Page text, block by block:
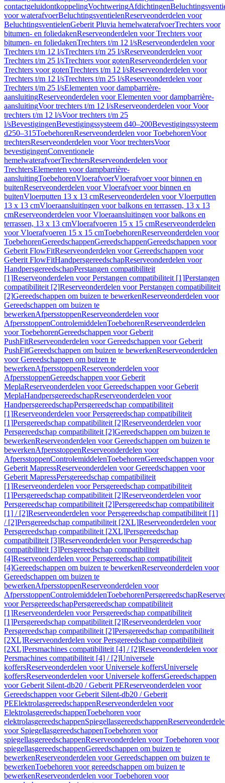
contactgeluidontkoppelingVochtweringAfdichtingen
voor waterafvoerBeluchtingsventielenReserveonderdelen voor
BeluchtingsventielenGeberit Pluvia hemelwaterafvoerTrechters voor
bitumen- en foliedakenReserveonderdelen voor Trechters voor
bitumen- en foliedakenTrechters t/m 12 l/sReserveonderdelen voor
Trechters t/m 12 l/sTrechters t/m 25 l/sReserveonderdelen voor
Trechters t/m 25 l/sTrechters voor gotenReserveonderdelen voor
Trechters voor gotenTrechters t/m 12 l/sReserveonderdelen voor
Trechters t/m 12 l/sTrechters t/m 25 l/sReserveonderdelen voor
Trechters t/m 25 l/sElementen voor dampbarrière-
aansluitingReserveonderdelen voor Elementen voor dampbarrière-
aansluitingVoor trechters t/m 12 l/sReserveonderdelen voor Voor
trechters t/m 12 l/sVoor trechters t/m 25
l/sBevestigingenBevestigingssysteem d40–200Bevestigingssysteem
d250–315ToebehorenReserveonderdelen voor ToebehorenVoor
trechtersReserveonderdelen voor Voor trechtersVoor
bevestigingenConventionele
hemelwaterafvoerTrechtersReserveonderdelen voor
TrechtersElementen voor dampbarrière-
aansluitingToebehorenVloerafvoerVloerafvoer voor binnen en
buitenReserveonderdelen voor Vloerafvoer voor binnen en
buitenVloerputten 13 x 13 cmReserveonderdelen voor Vloerputten
13 x 13 cmVloeraansluitingen voor balkons en terrassen, 13 x 13
cmReserveonderdelen voor Vloeraansluitingen voor balkons en
terrassen, 13 x 13 cmVloerafvoeren 15 x 15 cmReserveonderdelen
voor Vloerafvoeren 15 x 15 cmToebehorenReserveonderdelen voor
ToebehorenGereedschappenGereedschappenGereedschappen voor
Geberit FlowFitReserveonderdelen voor Gereedschappen voor
Geberit FlowFitHandpersgereedschapReserveonderdelen voor
HandpersgereedschapPerstangen compatibiliteit
[1]Reserveonderdelen voor Perstangen compatibiliteit [1]Perstangen
compatibiliteit [2]Reserveonderdelen voor Perstangen compatibiliteit
[2]Gereedschappen om buizen te bewerkenReserveonderdelen voor
Gereedschappen om buizen te
bewerkenAfpersstoppenReserveonderdelen voor
AfpersstoppenControlemiddelenToebehorenReserveonderdelen
voor ToebehorenGereedschappen voor Geberit
PushFitReserveonderdelen voor Gereedschappen voor Geberit
PushFitGereedschappen om buizen te bewerkenReserveonderdelen
voor Gereedschappen om buizen te
bewerkenAfpersstoppenReserveonderdelen voor
AfpersstoppenGereedschappen voor Geberit
MeplaReserveonderdelen voor Gereedschappen voor Geberit
MeplaHandpersgereedschapReserveonderdelen voor
HandpersgereedschapPersgereedschap compatibiliteit
[1]Reserveonderdelen voor Persgereedschap compatibiliteit
[1]Persgereedschap compatibiliteit [2]Reserveonderdelen voor
Persgereedschap compatibiliteit [2]Gereedschappen om buizen te
bewerkenReserveonderdelen voor Gereedschappen om buizen te
bewerkenAfpersstoppenReserveonderdelen voor
AfpersstoppenControlemiddelenToebehorenGereedschappen voor
Geberit MapressReserveonderdelen voor Gereedschappen voor
Geberit MapressPersgereedschap compatibiliteit
[1]Reserveonderdelen voor Persgereedschap compatibiliteit
[1]Persgereedschap compatibiliteit [2]Reserveonderdelen voor
Persgereedschap compatibiliteit [2]Persgereedschap compatibiliteit
[1] / [2]Reserveonderdelen voor Persgereedschap compatibiliteit [1]
/ [2]Persgereedschap compatibiliteit [2XL]Reserveonderdelen voor
Persgereedschap compatibiliteit [2XL]Persgereedschap
compatibiliteit [3]Reserveonderdelen voor Persgereedschap
compatibiliteit [3]Persgereedschap compatibiliteit
[4]Reserveonderdelen voor Persgereedschap compatibiliteit
[4]Gereedschappen om buizen te bewerkenReserveonderdelen voor
Gereedschappen om buizen te
bewerkenAfpersstoppenReserveonderdelen voor
AfpersstoppenControlemiddelenToebehorenPersgereedschap
voor PersgereedschapPersgereedschap compatibiliteit
[1]Reserveonderdelen voor Persgereedschap compatibiliteit
[1]Persgereedschap compatibiliteit [2]Reserveonderdelen voor
Persgereedschap compatibiliteit [2]Persgereedschap compatibiliteit
[2XL]Reserveonderdelen voor Persgereedschap compatibiliteit
[2XL]Persmachines compatibiliteit [4] / [2]Reserveonderdelen voor
Persmachines compatibiliteit [4] / [2]Universele
koffersReserveonderdelen voor Universele koffersUniversele
koffersReserveonderdelen voor Universele koffersGereedschappen
voor Geberit Silent-db20 / Geberit PEReserveonderdelen voor
Gereedschappen voor Geberit Silent-db20 / Geberit
PEElektrolasgereedschappenReserveonderdelen voor
ElektrolasgereedschappenToebehoren voor
elektrolasgereedschappenSpiegellasgereedschappen
voor SpiegellasgereedschappenToebehoren voor
spiegellasgereedschappenReserveonderdelen voor Toebehoren voor
spiegellasgereedschappenGereedschappen om buizen te
bewerkenReserveonderdelen voor Gereedschappen om buizen te
bewerkenToebehoren voor gereedschappen om buizen te
bewerkenReserveonderdelen voor Toebehoren voor